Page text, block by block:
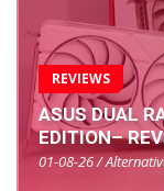
REVIEWS
ASUS DUAL
EDITION–
01-08-26 /